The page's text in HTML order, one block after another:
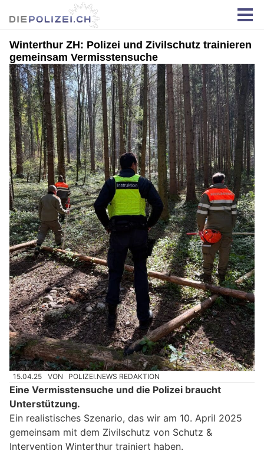
Winterthur ZH: Polizei und Zivilschutz trainieren
gemeinsam Vermisstensuche
15.04.25 VON POLIZEI.NEWS REDAKTION
Eine Vermisstensuche und die Polizei braucht
Unterstützung.
Ein realistisches Szenario, das wir am 10. April 2025
gemeinsam mit dem Zivilschutz von Schutz &
Intervention Winterthur trainiert haben.